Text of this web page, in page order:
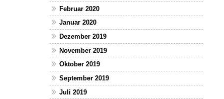
Februar 2020
Januar 2020
Dezember 2019
November 2019
Oktober 2019
September 2019
Juli 2019